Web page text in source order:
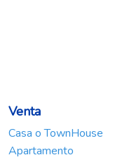
Venta
Casa o TownHouse
Apartamento